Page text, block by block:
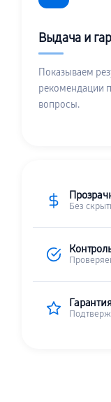
Выдача и
Показываем
рекомендации
вопросы.
Без